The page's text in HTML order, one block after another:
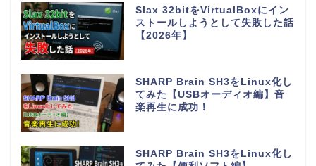
Slax 32bitをVirtualBoxにイン
ストールしようとして失敗した話
【2026年】
SHARP Brain SH3をLinux化し
てみた【USBオーディオ編】音
楽再生に成功！
SHARP Brain SH3をLinux化し